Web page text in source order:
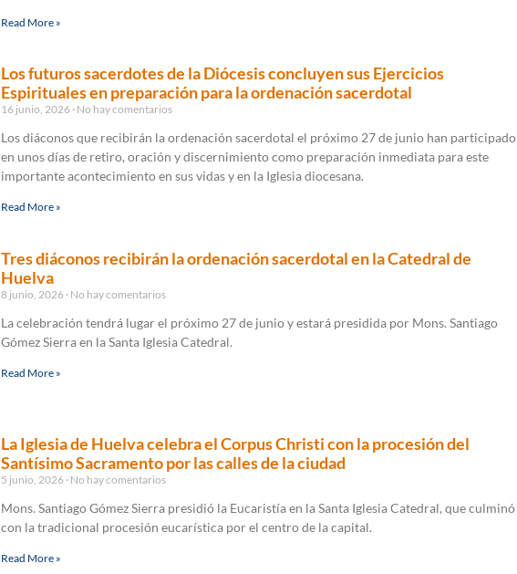
Read More »
Los futuros sacerdotes de la Diócesis concluyen sus Ejercicios
Espirituales en preparación para la ordenación sacerdotal
16 junio, 2026 No hay comentarios
Los diáconos que recibirán la ordenación sacerdotal el próximo 27 de junio han participado
en unos días de retiro, oración y discernimiento como preparación inmediata para este
importante acontecimiento en sus vidas y en la Iglesia diocesana.
Read More »
Tres diáconos recibirán la ordenación sacerdotal en la Catedral de
Huelva
8 junio, 2026 No hay comentarios
La celebración tendrá lugar el próximo 27 de junio y estará presidida por Mons. Santiago
Gómez Sierra en la Santa Iglesia Catedral.
Read More »
La Iglesia de Huelva celebra el Corpus Christi con la procesión del
Santísimo Sacramento por las calles de la ciudad
5 junio, 2026 No hay comentarios
Mons. Santiago Gómez Sierra presidió la Eucaristía en la Santa Iglesia Catedral, que culminó
con la tradicional procesión eucarística por el centro de la capital.
Read More »